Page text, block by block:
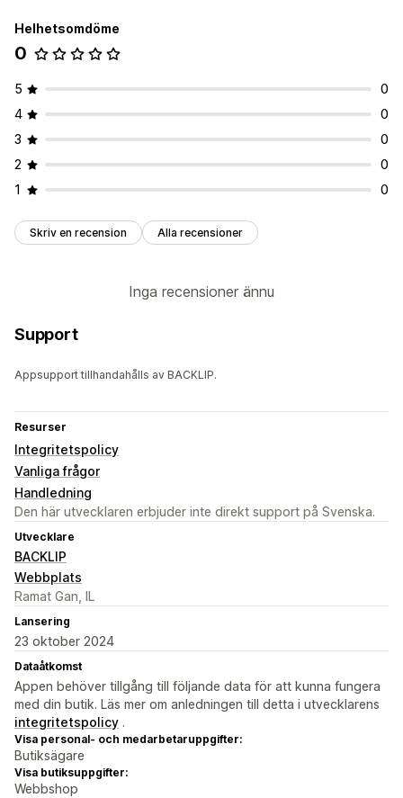
Helhetsomdöme
0
5
0
4
0
3
0
2
0
1
0
Skriv en recension Alla recensioner
Inga recensioner ännu
Support
Appsupport tillhandahålls av BACKLIP.
Resurser
Integritetspolicy
Vanliga frågor
Handledning
Den här utvecklaren erbjuder inte direkt support på Svenska.
Utvecklare
BACKLIP
Webbplats
Ramat Gan, IL
Lansering
23 oktober 2024
Dataåtkomst
Appen behöver tillgång till följande data för att kunna fungera
med din butik. Läs mer om anledningen till detta i utvecklarens
integritetspolicy .
Visa personal- och medarbetaruppgifter:
Butiksägare
Visa butiksuppgifter:
Webbshop